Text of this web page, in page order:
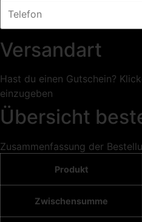
Versandart
Hast du einen Gutschein?
einzugeben
Übersicht
Zusammenfassung der
Produkt
Zwischensumme